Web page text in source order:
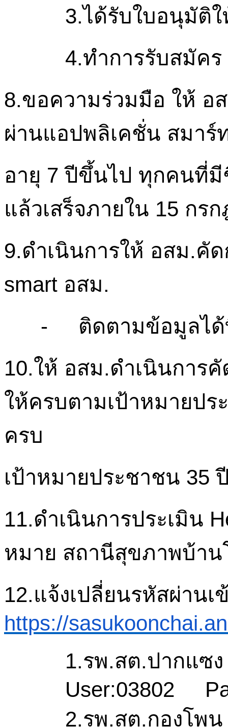
3.ได้รับใบอนุมัติ
4.ทำการรับสมัคร
8.ขอความร่วมมือ ให้ อ
ผ่านแอปพลิเคชั่น สมาร์
อายุ 7ปีขึ้นไป ทุกคนที่มี
แล้วเสร็จภายใน 15 กร
9.ดำเนินการให้ อสม.คัด
smart อสม.
-
ติดตามข้อมูลไ
10.ให้ อสม.ดำเนินการ
ให้ครบตามเป้าหมายปร
ครบ
เป้าหมายประชาชน 35
11.ดำเนินการประเมิน
หมาย สถานีสุขภาพบ้า
12.แจ้งเปลี่ยนรหัสผ่านเ
https://
1.รพ.สต.ปากแซง
User:03802
2.รพ.สต.กองโพน